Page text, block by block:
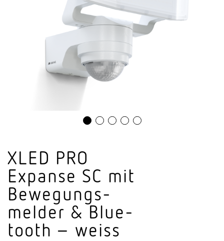
XLED PRO
Expanse SC mit
Bewe­gungs­
melder & Blue­
tooth – weiss